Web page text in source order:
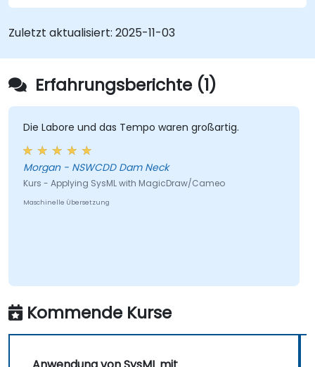
Zuletzt aktualisiert: 2025-11-03
Erfahrungsberichte (1)
Die Labore und das Tempo waren großartig.
Morgan - NSWCDD Dam Neck
Kurs - Applying SysML with MagicDraw/Cameo
Maschinelle Übersetzung
Kommende Kurse